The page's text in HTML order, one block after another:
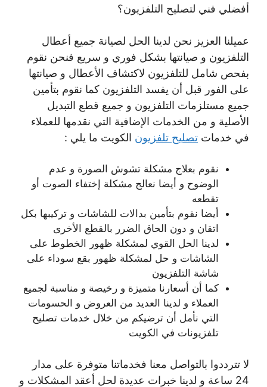
أفضلي فني لتصليح التلفزيون؟
عميلنا العزيز نحن لدينا الحل لصيانة جميع أعطال
التلفزيون و صيانتها بشكل فوري و سريع فنحن نقوم
بفحص شامل للتلفزيون لاكتشاف الأعطال و صيانتها
على الفور قبل أن يفسد التلفزيون كما نقوم بتأمين
جميع مستلزمات التلفزيون و جميع قطع التبديل
الأصلية و من الخدمات الإضافية التي نقدمها للعملاء
في خدمات تصليح تلفزيون الكويت ما يلي :
نقوم بعلاج مشكلة تشوش الصورة و عدم
الوضوح و أيضا نعالج مشكلة إختفاء الصوت أو
تقطعه
أيضا نقوم بتأمين بدالات للشاشات و تركيبها بكل
اتقان و دون الحاق الضرر بالقطع الأخرى
لدينا الحل القوي لمشكلة ظهور الخطوط على
الشاشات و حل لمشكلة ظهور بقع سوداء على
شاشة التلفزيون
كما أن أسعارنا متميزة و رخيصة و مناسبة لجميع
العملاء و لدينا العديد من العروض و الحسومات
التي نأمل أن ترضيكم من خلال خدمات تصليح
تلفزيونات في الكويت
لا تترددوا بالتواصل معنا فخدماتنا متوفرة على مدار
24 ساعة و لدينا خبرات عديدة لحل أعقد المشكلات و